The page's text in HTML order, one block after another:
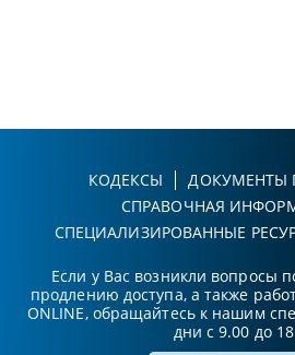
КОДЕКСЫ
ДОКУМЕНТЫ
СПРАВОЧНАЯ
СПЕЦИАЛИЗИРОВАННЫЕ
Если у Вас возникли вопросы
продлению доступа, а также
ONLINE, обращайтесь к нашим
дни с 9.00 до